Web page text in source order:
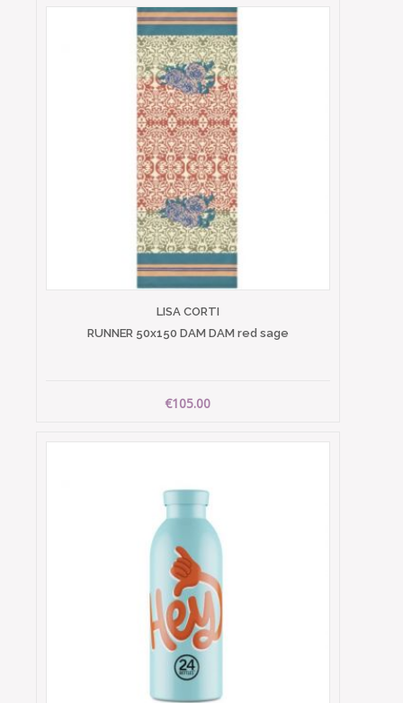
LISA CORTI
RUNNER 50x150 DAM DAM red sage
€105.00